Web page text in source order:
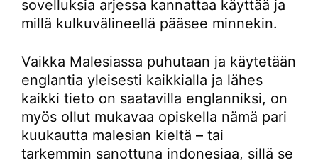
sovelluksia arjessa kannattaa käyttää ja
millä kulkuvälineellä pääsee minnekin.
Vaikka Malesiassa puhutaan ja käytetään
englantia yleisesti kaikkialla ja lähes
kaikki tieto on saatavilla englanniksi, on
myös ollut mukavaa opiskella nämä pari
kuukautta malesian kieltä – tai
tarkemmin sanottuna indonesiaa, sillä se